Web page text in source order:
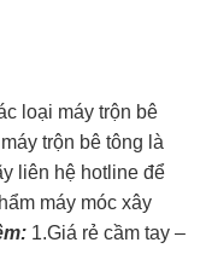
loại máy trộn bê
trộn bê tông là
liên hệ hotline để
máy móc xây
1.Giá rẻ cầm tay –